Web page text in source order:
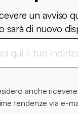
un avviso
sarà di nuovo
anche
tendenze via e-